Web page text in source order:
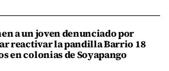
a un joven denunciado por
reactivar la pandilla Barrio 18
en colonias de Soyapango